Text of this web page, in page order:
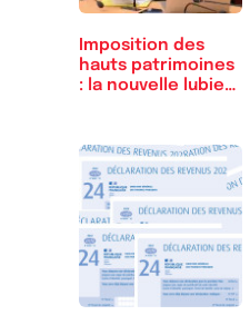
Imposition des
hauts patrimoines
: la nouvelle lubie…